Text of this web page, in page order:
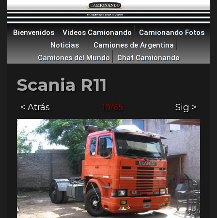
Bienvenidos Videos Camionando
Camionando Fotos
Noticias
Camiones de Argentina
Camiones del Mundo
Chat Camionando
Scania R11
< Atrás 19/65 Sig >